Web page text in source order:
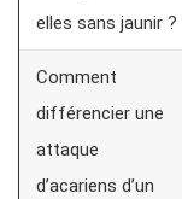
elles sans jaunir ?
Comment
différencier une
attaque
d’acariens d’un